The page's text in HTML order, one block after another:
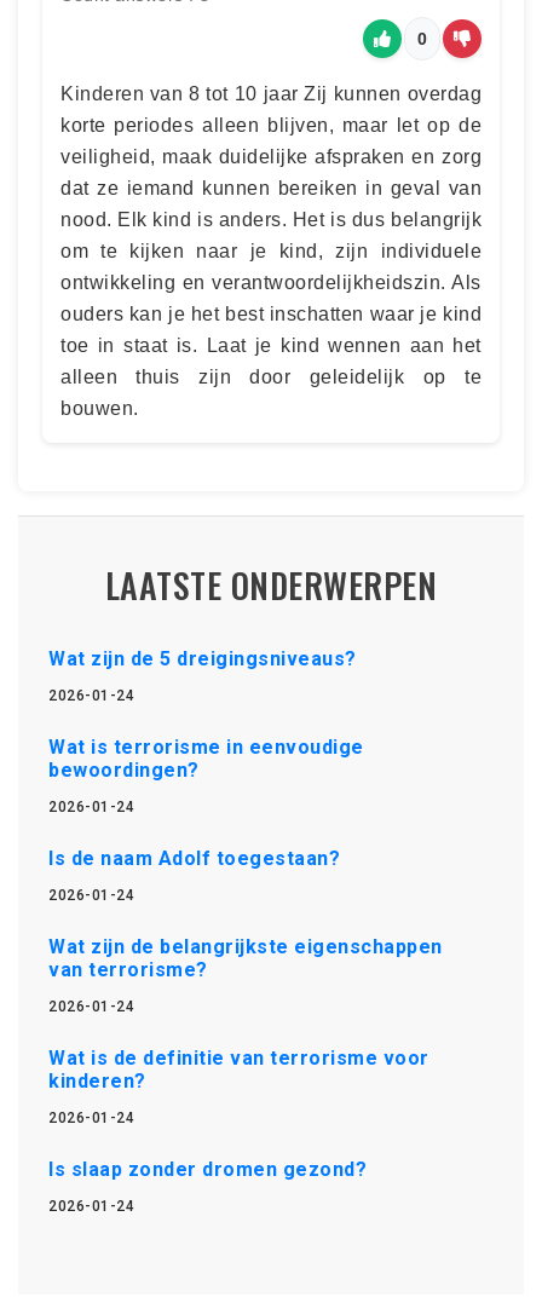
0
Kinderen van 8 tot 10 jaar Zij kunnen overdag
korte periodes alleen blijven, maar let op de
veiligheid, maak duidelijke afspraken en zorg
dat ze iemand kunnen bereiken in geval van
nood. Elk kind is anders. Het is dus belangrijk
om te kijken naar je kind, zijn individuele
ontwikkeling en verantwoordelijkheidszin. Als
ouders kan je het best inschatten waar je kind
toe in staat is. Laat je kind wennen aan het
alleen thuis zijn door geleidelijk op te
bouwen.
LAATSTE ONDERWERPEN
Wat zijn de 5 dreigingsniveaus?
2026-01-24
Wat is terrorisme in eenvoudige
bewoordingen?
2026-01-24
Is de naam Adolf toegestaan?
2026-01-24
Wat zijn de belangrijkste eigenschappen
van terrorisme?
2026-01-24
Wat is de definitie van terrorisme voor
kinderen?
2026-01-24
Is slaap zonder dromen gezond?
2026-01-24